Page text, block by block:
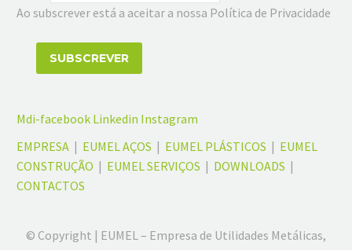
Ao subscrever está a aceitar a nossa Política de Privacidade
Mdi-facebook Linkedin Instagram
EMPRESA | EUMEL AÇOS | EUMEL PLÁSTICOS | EUMEL
CONSTRUÇÃO | EUMEL SERVIÇOS | DOWNLOADS |
CONTACTOS
© Copyright | EUMEL – Empresa de Utilidades Metálicas,